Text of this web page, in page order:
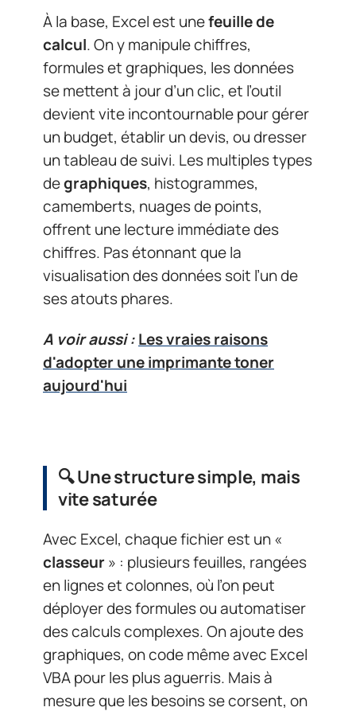
À la base, Excel est unefeuille de
calcul. On y manipule chiffres,
formules et graphiques, les données
se mettent à jour d’un clic, et l’outil
devient vite incontournable pour gérer
un budget, établir un devis, ou dresser
un tableau de suivi. Les multiples types
degraphiques, histogrammes,
camemberts, nuages de points,
offrent une lecture immédiate des
chiffres. Pas étonnant que la
visualisation des données soit l’un de
ses atouts phares.
A voir aussi :Les vraies raisons
d'adopter une imprimante toner
aujourd'hui
🔍Une structure simple, mais
vite saturée
Avec Excel, chaque fichier est un «
classeur» : plusieurs feuilles, rangées
en lignes et colonnes, où l’on peut
déployer des formules ou automatiser
des calculs complexes. On ajoute des
graphiques, on code même avec Excel
VBA pour les plus aguerris. Mais à
mesure que les besoins se corsent, on